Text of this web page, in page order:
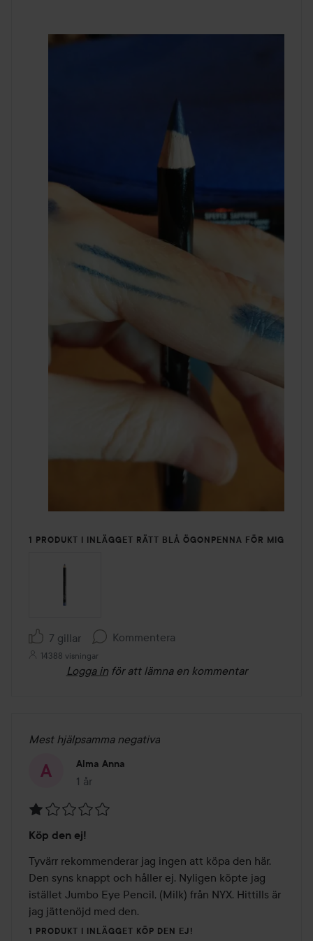
1 PRODUKT I INLÄGGET RÄTT BLÅ ÖGONPENNA FÖR MIG
7 gillar Kommentera
14388 visningar
Logga in för att lämna en kommentar
Mest hjälpsamma negativa
Alma Anna
1 år
Inlägget skapades 1 år
1
av
5
Köp den ej!
Tyvärr rekommenderar jag ingen att köpa den här.
Den syns knappt och håller ej. Nyligen köpte jag
istället Jumbo Eye Pencil, (Milk) från NYX. Hittills är
jag jättenöjd med den.
1 PRODUKT I INLÄGGET KÖP DEN EJ!